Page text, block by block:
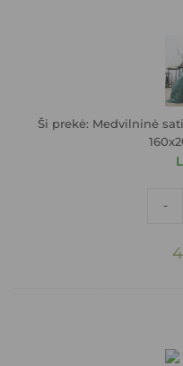
Ši prekė: Medvilninė
-